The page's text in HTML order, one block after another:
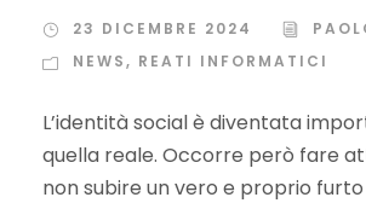
23 DICEMBRE 2024
NEWS, REATI INFORMATICI
L’identità social è diventata
quella reale. Occorre però fare
non subire un vero e proprio furto